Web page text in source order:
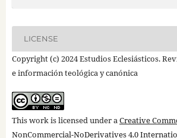
LICENSE
Copyright (c) 2024 Estudios Eclesiásticos.
e información teológica y canónica
This work is licensed under aCreative
NonCommercial-NoDerivatives 4.0